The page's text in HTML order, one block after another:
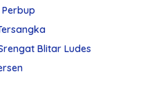
Blitar Ludes